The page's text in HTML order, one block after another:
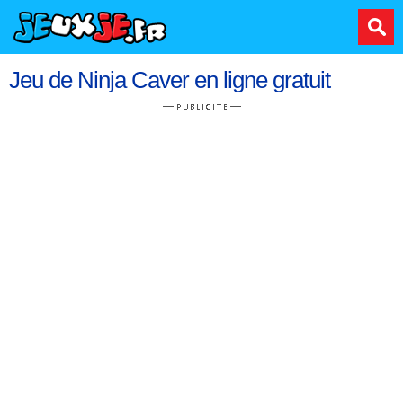
Jeu de Ninja Caver en ligne gratuit